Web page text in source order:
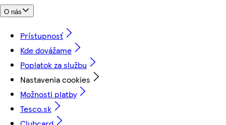
O nás
Prístupnosť
Kde dovážame
Poplatok za službu
Nastavenia cookies
Možnosti platby
Tesco.sk